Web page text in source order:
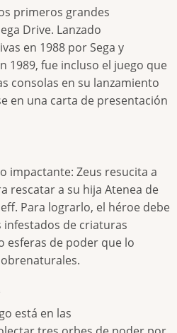
primeros grandes
Drive. Lanzado
en 1988 por Sega y
1989, fue incluso el juego que
consolas en su lanzamiento
en una carta de presentación
impactante: Zeus resucita a
rescatar a su hija Atenea de
Para lograrlo, el héroe debe
infestados de criaturas
esferas de poder que lo
está en las